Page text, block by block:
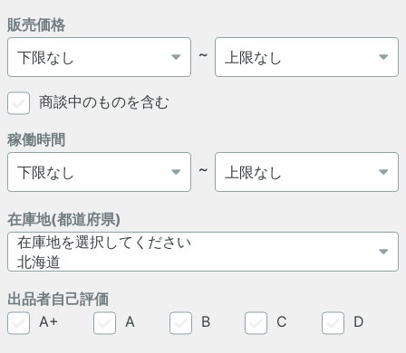
販売価格
～
商談中のものを含む
稼働時間
～
在庫地(都道府県)
出品者自己評価
A+
A B C D